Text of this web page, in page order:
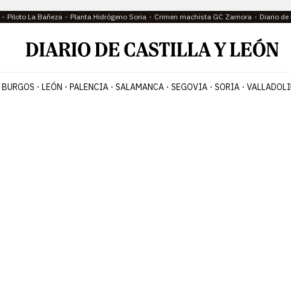
Piloto La Bañeza Planta Hidrógeno Soria Crimen machista GC Zamora Diario de
BURGOS LEÓN PALENCIA SALAMANCA SEGOVIA SORIA